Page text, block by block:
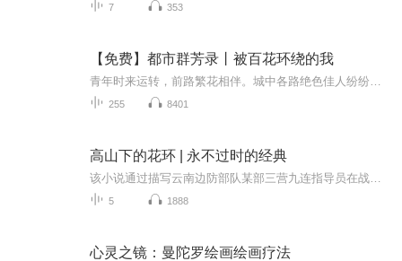
7 353
【免费】都市群芳录丨被百花环绕的我
255 8401
高山下的花环 | 永不过时的经典
5 1888
心灵之镜：曼陀罗绘画绘画疗法